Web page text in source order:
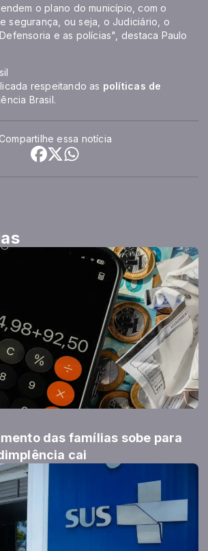
o plano do município, com o
segurança, ou seja, o Judiciário, o
e as polícias", destaca Paulo
respeitando as políticas de
Brasil.
Compartilhe essa notícia
das famílias sobe para
cai